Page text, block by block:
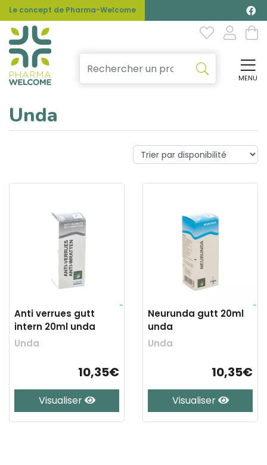
Le concept de Pharma-Welcome
MENU
Unda
Anti verrues gutt
intern 20ml unda
Unda
10,35€
Visualiser
Neurunda gutt 20ml
unda
Unda
10,35€
Visualiser